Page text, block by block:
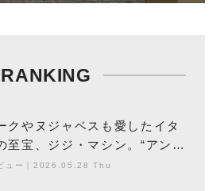
RANKING
クやヌジャベスも愛したイタ
至宝、ジジ・マシン。“アンビ
の巨匠”が明かす創作の原点
ュー 2026.05.28 Thu